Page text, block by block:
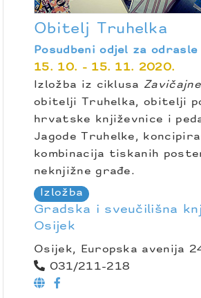
Obitelj Truhelka
Posudbeni odjel za odrasle
15. 10. - 15. 11. 2020.
Izložba iz ciklusa
obitelji Truhelka, obitelji
hrvatske književnice i
Jagode Truhelke,
kombinacija tiskanih
neknjižne građe.
Izložba
Gradska i sveučilišna
Osijek
Osijek, Europska avenija
031/211-218